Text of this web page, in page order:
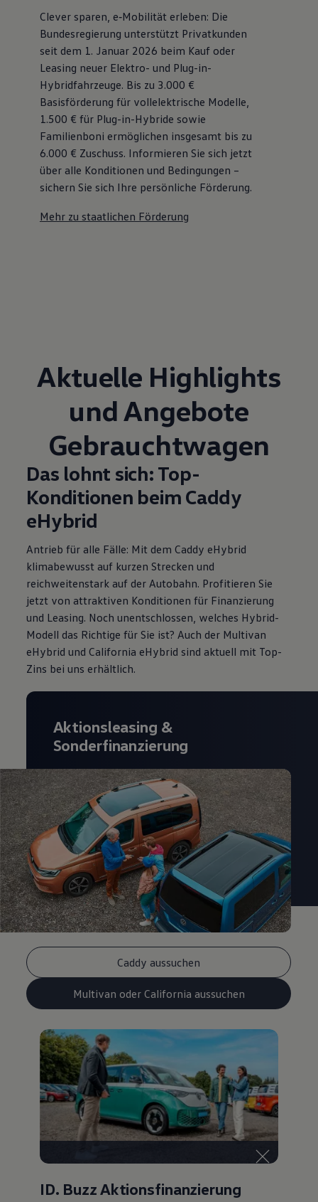
Clever sparen, e‑Mobilität erleben: Die
Bundesregierung unterstützt Privatkunden
seit dem 1. Januar 2026 beim Kauf oder
Leasing neuer Elektro- und Plug-in-
Hybridfahrzeuge. Bis zu 3.000 €
Basisförderung für vollelektrische Modelle,
1.500 € für Plug-in-Hybride sowie
Familienboni ermöglichen insgesamt bis zu
6.000 € Zuschuss⁠. Informieren Sie sich jetzt
über alle Konditionen und Bedingungen –
sichern Sie sich Ihre persönliche Förderung.
Mehr zu staatlichen Förderung
Aktuelle Highlights
und Angebote
Gebrauchtwagen
Das lohnt sich: Top-
Konditionen beim Caddy
eHybrid
Antrieb für alle Fälle: Mit dem Caddy eHybrid
klimabewusst auf kurzen Strecken und
reichweitenstark auf der Autobahn. Profitieren Sie
jetzt von attraktiven Konditionen für Finanzierung
und Leasing. Noch unentschlossen, welches Hybrid-
Modell das Richtige für Sie ist? Auch der Multivan
eHybrid und California eHybrid sind aktuell mit Top-
Zins bei uns erhältlich.
Caddy aussuchen
Multivan oder California aussuchen
Aktionsleasing &
Sonderfinanzierung
ID. Buzz Aktionsfinanzierung